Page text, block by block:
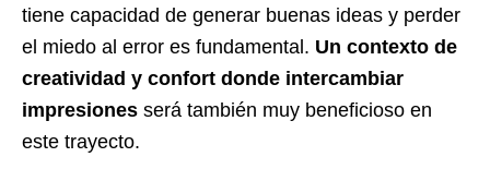
tiene capacidad de generar buenas ideas y perder
el miedo al error es fundamental. Un contexto de
creatividad y confort donde intercambiar
impresiones será también muy beneficioso en
este trayecto.